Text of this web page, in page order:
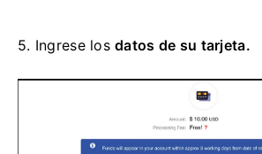
5. Ingrese losdatos de su tarjeta.